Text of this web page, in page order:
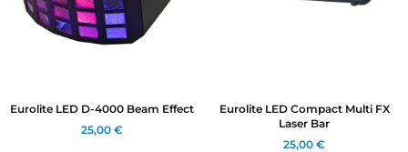
Eurolite LED D-4000 Beam Effect
25,00 €
Eurolite LED Compact Multi FX
Laser Bar
25,00 €